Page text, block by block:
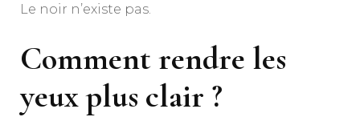
Le noir n’existe pas.
Comment rendre les
yeux plus clair ?